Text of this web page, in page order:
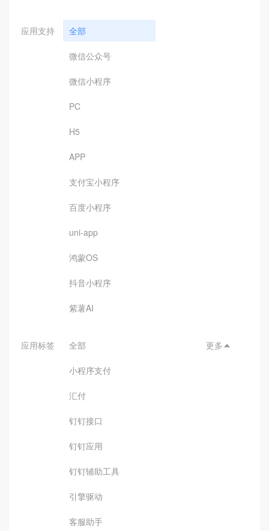
应用支持 全部
微信公众号
微信小程序
PC
H5
APP
支付宝小程序
百度小程序
uni-app
鸿蒙OS
抖音小程序
紫薯AI
应用标签 全部
小程序支付
汇付
钉钉接口
钉钉应用
钉钉辅助工具
引擎驱动
客服助手
更多 